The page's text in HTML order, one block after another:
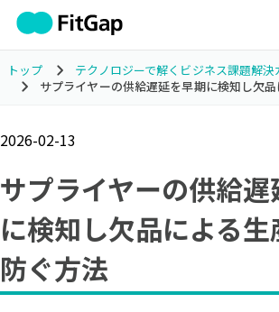
トップ テクノロジーで解くビジネス課題解決
サプライヤーの供給遅延を早期に検知し欠
2026-02-13
サプライヤーの供給遅
に検知し欠品による生
防ぐ方法